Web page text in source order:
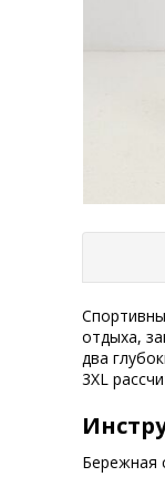
отдыха,
два
3XL
Бережная